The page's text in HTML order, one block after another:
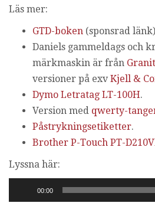
Läs mer:
GTD-boken (sponsrad länk)
Daniels gammeldags och
märkmaskin är från Granit
versioner på exvKjell &
Dymo Letratag LT-100H.
Version med qwerty-
Påstrykningsetiketter.
Brother P-Touch PT-
Lyssna här:
00:00